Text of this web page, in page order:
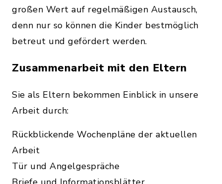
großen Wert auf regelmäßigen Austausch,
denn nur so können die Kinder bestmöglich
betreut und gefördert werden.
Zusammenarbeit mit den Eltern
Sie als Eltern bekommen Einblick in unsere
Arbeit durch:
Rückblickende Wochenpläne der aktuellen
Arbeit
Tür und Angelgespräche